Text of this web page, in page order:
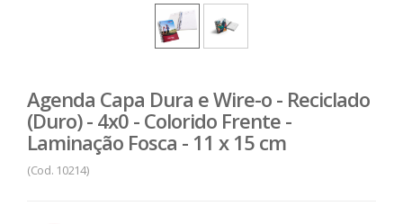
Agenda Capa Dura e Wire-o - Reciclado
(Duro) - 4x0 - Colorido Frente -
Laminação Fosca - 11 x 15 cm
(Cod. 10214)